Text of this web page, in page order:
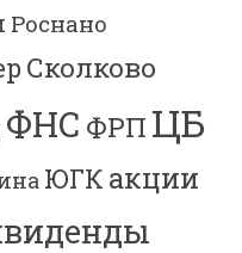
Роснано
Сколково
ФНС ФРП ЦБ
ЮГК акции